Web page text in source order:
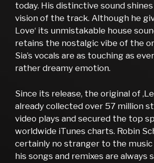
today. His distinctive sound
vision of the track. Although he
Love‘ its unmistakable house
retains the nostalgic vibe of the
Sia’s vocals are as touching as
rather dreamy emotion.
Since its release, the original of
already collected over 57 million
video plays and secured the top
worldwide iTunes charts. Robin
certainly no stranger to the music
his songs and remixes are always